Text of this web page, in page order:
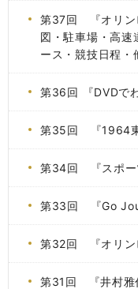
第37回 『オリン
図・駐車場・高速
ース・競技日程・
第36回 『DVDで
第35回 『1964東
第34回 『スポー
第33回 『Go
第32回 『オリン
第31回 『井村雅